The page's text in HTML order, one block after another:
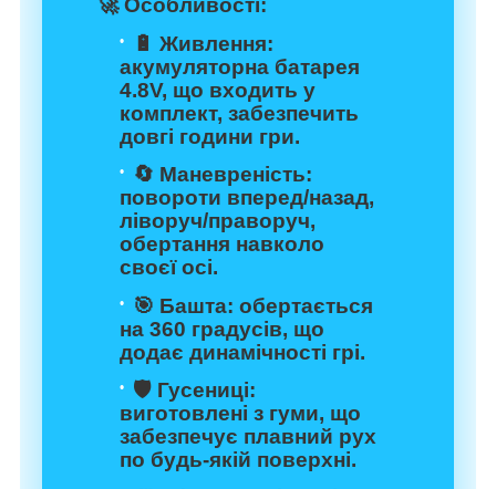
🚀Особливості:
🔋 Живлення:
акумуляторна батарея
4.8V, що входить у
комплект, забезпечить
довгі години гри.
🔄 Маневреність:
повороти вперед/назад,
ліворуч/праворуч,
обертання навколо
своєї осі.
🎯 Башта: обертається
на 360 градусів, що
додає динамічності грі.
🛡️ Гусениці:
виготовлені з гуми, що
забезпечує плавний рух
по будь-якій поверхні.